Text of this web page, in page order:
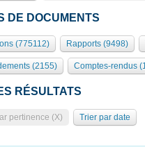
DE DOCUMENTS
(775112) Rapports (9498)
(2155) Comptes-rendus
RÉSULTATS
pertinence (X) Trier par date